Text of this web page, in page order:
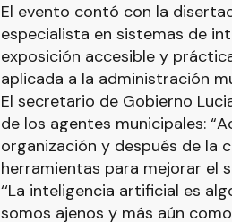
El evento contó con la
especialista en sistemas de
exposición accesible y
aplicada a la administración
El secretario de Gobierno
de los agentes municipales:
organización y después de la
herramientas para mejorar el
‘‘La inteligencia artificial es
somos ajenos y más aún